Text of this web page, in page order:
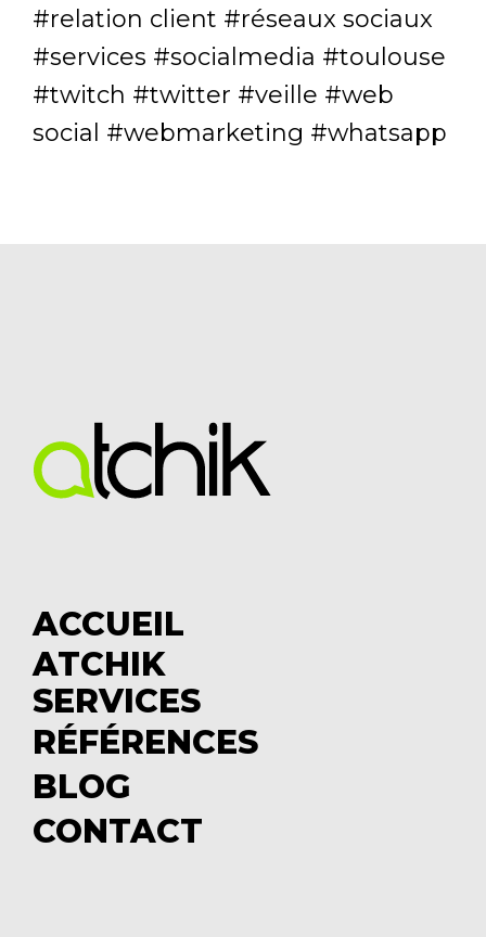
relation client
réseaux sociaux
services
socialmedia
toulouse
twitch
twitter veille
web
social
webmarketing whatsapp
ACCUEIL
ATCHIK
SERVICES
RÉFÉRENCES
BLOG
CONTACT